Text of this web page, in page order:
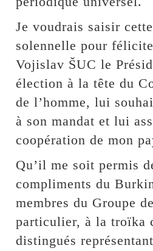
Je voudrais saisir
solennelle pour
Vojislav ŠUC le
élection à la tête du
de l’homme, lui
à son mandat et lui
coopération de mon
Qu’il me soit permis
compliments du
membres du Groupe
particulier, à la troïka
distingués